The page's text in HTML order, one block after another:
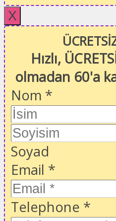
X
Hızlı,
olmadan 60'a
Nom *
Soyad
Email *
Telephone *